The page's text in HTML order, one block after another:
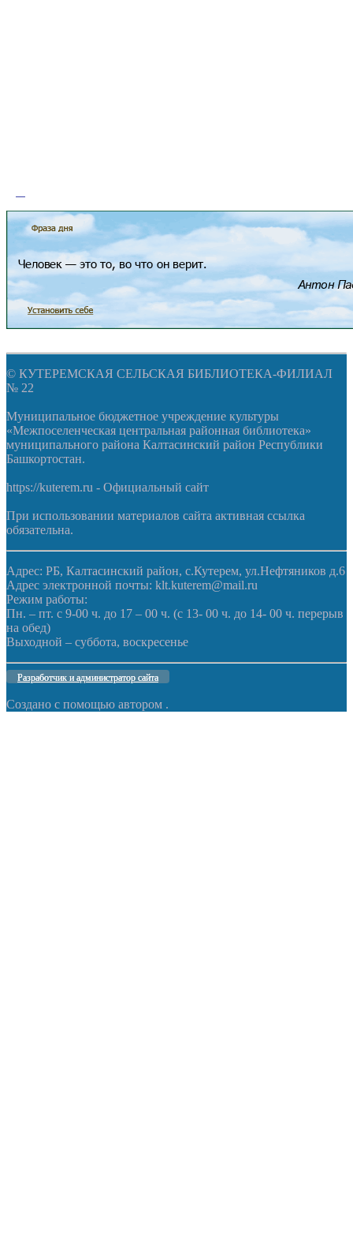
© КУТЕРЕМСКАЯ СЕЛЬСКАЯ БИБЛИОТЕКА-ФИЛИАЛ
№ 22
Муниципальное бюджетное учреждение культуры
«Межпоселенческая центральная районная библиотека»
муниципального района Калтасинский район Республики
Башкортостан.
https://kuterem.ru - Официальный сайт
При использовании материалов сайта активная ссылка
обязательна.
Адрес: РБ, Калтасинский район, с.Кутерем, ул.Нефтяников д.6
Адрес электронной почты: klt.kuterem@mail.ru
Режим работы:
Пн. – пт. с 9-00 ч. до 17 – 00 ч. (с 13- 00 ч. до 14- 00 ч. перерыв
на обед)
Выходной – суббота, воскресенье
Разработчик и администратор сайта
Создано с помощью автором .